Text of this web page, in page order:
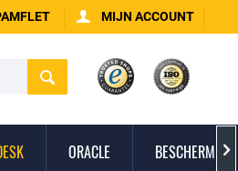
MIJN ACCOUNT
ORACLE 